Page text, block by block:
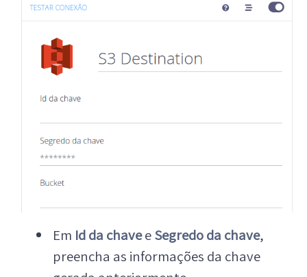
Em Id da chaveeSegredo da chave,
preencha as informações da chave